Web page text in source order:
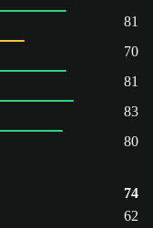
81
70
81
83
80
74
62